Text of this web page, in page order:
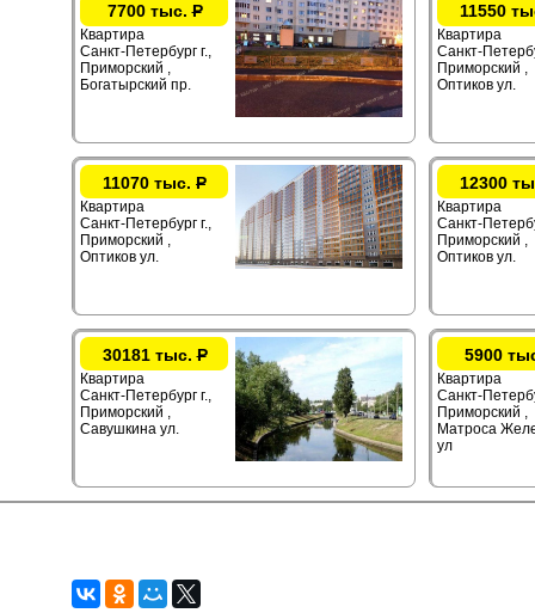
7700 тыс.Р
Квартира
Санкт-Петербург г.,
Приморский ,
Богатырский пр.
11550
Квартира
Санкт-
Приморский ,
Оптиков ул.
11070 тыс. Р
Квартира
Санкт-Петербург г.,
Приморский ,
Оптиков ул.
12300
Квартира
Санкт-
Приморский ,
Оптиков ул.
30181 тыс.Р
Квартира
Санкт-Петербург г.,
Приморский ,
Савушкина ул.
5900
Квартира
Санкт-
Приморский ,
Матроса
ул